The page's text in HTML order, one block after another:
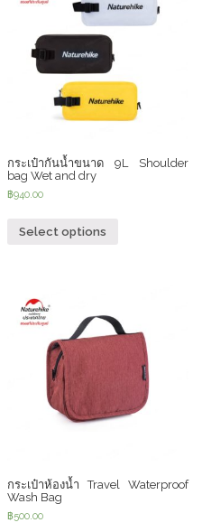
กระเป๋ากันน้ำขนาด 9L Shoulder
bag Wet and dry
฿940.00
Select options
กระเป๋าห้องน้ำ Travel Waterproof
Wash Bag
฿500.00